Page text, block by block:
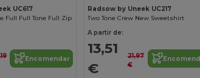
UC617
Full Full Tone Full Zip
Encomendar
Radsow by Uneek UC217
Two Tone Crew New Sweetshirt
A partir de:
13,51
€
21,97
€